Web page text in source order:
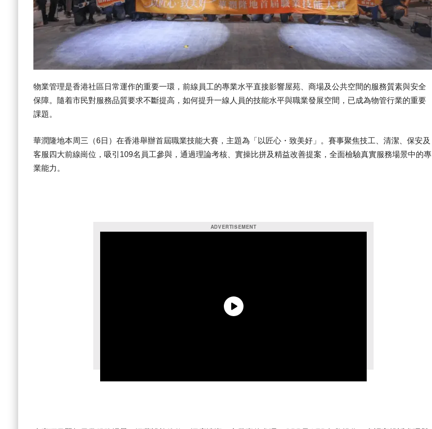
物業管理是香港社區日常運作的重要一環，前線員工的專業水平直接影響屋苑、商場及公共空間的服務質素與安全
保障。隨着市民對服務品質要求不斷提高，如何提升一線人員的技能水平與職業發展空間，已成為物管行業的重要
課題。
華潤隆地本周三（6日）在香港舉辦首屆職業技能大賽，主題為「以匠心・致美好」。賽事聚焦技工、清潔、保安及
客服四大前線崗位，吸引109名員工參與，通過理論考核、實操比拼及精益改善提案，全面檢驗真實服務場景中的專
業能力。